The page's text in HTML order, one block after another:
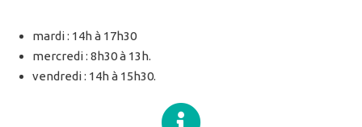
mardi : 14h à 17h30
mercredi : 8h30 à 13h.
vendredi : 14h à 15h30.